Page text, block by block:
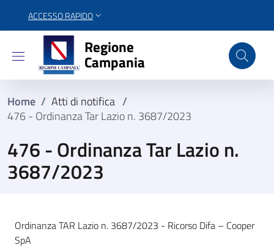
ACCESSO RAPIDO
Regione Campania
Regione
Campania
Home / Atti di notifica /
476 - Ordinanza Tar Lazio n. 3687/2023
476 - Ordinanza Tar Lazio n.
3687/2023
Ordinanza TAR Lazio n. 3687/2023 - Ricorso Difa – Cooper
SpA